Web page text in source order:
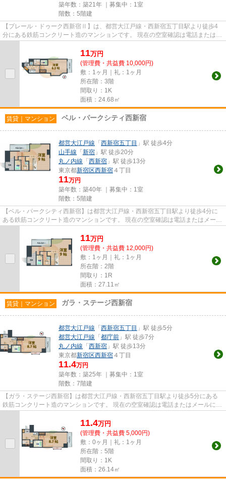
築年数：築21年 ｜募集中： 1室
階数：5階建
【プレール・ドゥーク西新宿Ⅱ】は、都営大江戸線・西新宿五丁目駅より徒歩4
分にある鉄筋コンクリート造のマンションです。 現在の空室確認は電話またはメ
11万円
(管理費・共益費 10,000円)
敷：1ヶ月｜礼：1ヶ月
所在階：3階
間取り：1K
面積：24.68㎡
賃貸｜マンション ベル・パークシティ西新宿
都営大江戸線 「 西新宿五丁目 」駅 徒歩4分
山手線 「 新宿 」駅 徒歩20分
丸ノ内線 「 西新宿 」駅 徒歩13分
東京都新宿区西新宿 ４丁目
11万円
築年数：築40年 ｜募集中： 1室
階数：5階建
【ベル・パークシティ西新宿】は都営大江戸線・西新宿五丁目駅より徒歩4分に
ある鉄筋コンクリート造のマンションです。 現在の空室確認は電話またはメール
11万円
(管理費・共益費 12,000円)
敷：1ヶ月｜礼：1ヶ月
所在階：2階
間取り：1R
面積：27.11㎡
賃貸｜マンション ガラ・ステージ西新宿
都営大江戸線 「 西新宿五丁目 」駅 徒歩5分
都営大江戸線 「 都庁前 」駅 徒歩7分
丸ノ内線 「 西新宿 」駅 徒歩13分
東京都新宿区西新宿 ４丁目
11.4万円
築年数：築25年 ｜募集中： 1室
階数：7階建
【ガラ・ステージ西新宿】は都営大江戸線・西新宿五丁目駅より徒歩5分にある
鉄筋コンクリート造のマンションです。 現在の空室確認は電話またはメールにて
11.4万円
(管理費・共益費 5,000円)
敷：0ヶ月｜礼：1ヶ月
所在階：5階
間取り：1K
面積：26.14㎡